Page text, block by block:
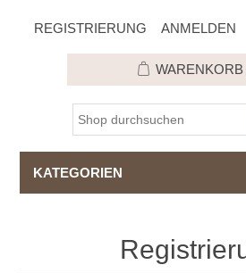
REGISTRIERUNG ANMELDEN
WARENKORB
KATEGORIEN